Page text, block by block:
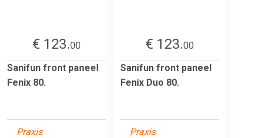
€ 123.00
Sanifun front paneel
Fenix 80.
Praxis
€ 123.00
Sanifun front paneel
Fenix Duo 80.
Praxis